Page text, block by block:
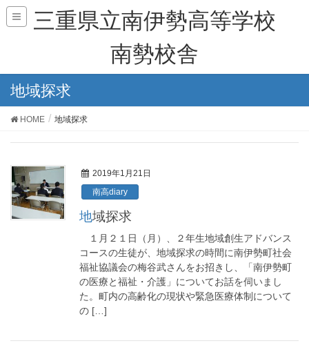
三重県立南伊勢高等学校
南勢校舎
地域探求
HOME 地域探求
2019年1月21日
南高diary
地域探求
１月２１日（月）、２年生地域創生アドバンス
コースの生徒が、地域探求の時間に南伊勢町社会
福祉協議会の梅谷武さんをお招きし、「南伊勢町
の医療と福祉・介護」についてお話を伺いまし
た。町内の高齢化の現状や緊急医療体制について
の […]